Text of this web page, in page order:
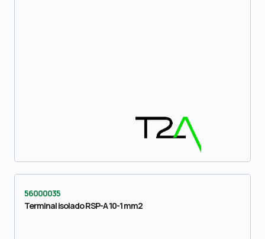
56000035
Terminal isolado RSP-A 10-1 mm2